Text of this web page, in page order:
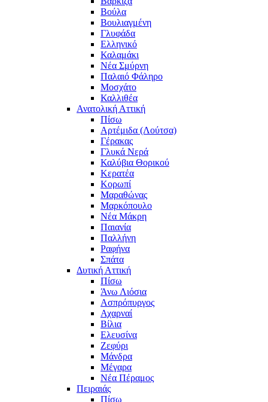
Βούλα
Βουλιαγμένη
Γλυφάδα
Ελληνικό
Καλαμάκι
Νέα Σμύρνη
Παλαιό Φάληρο
Μοσχάτο
Καλλιθέα
Ανατολική Αττική
Πίσω
Αρτέμιδα (Λούτσα)
Γέρακας
Γλυκά Νερά
Καλύβια Θορικού
Κερατέα
Κορωπί
Μαραθώνας
Μαρκόπουλο
Νέα Μάκρη
Παιανία
Παλλήνη
Ραφήνα
Σπάτα
Δυτική Αττική
Πίσω
Άνω Λιόσια
Ασπρόπυργος
Αχαρναί
Βίλια
Ελευσίνα
Ζεφύρι
Μάνδρα
Μέγαρα
Νέα Πέραμος
Πειραιάς
Πίσω